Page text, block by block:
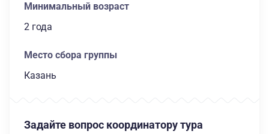
Минимальный возраст
2 года
Место сбора группы
Казань
Задайте вопрос координатору тура